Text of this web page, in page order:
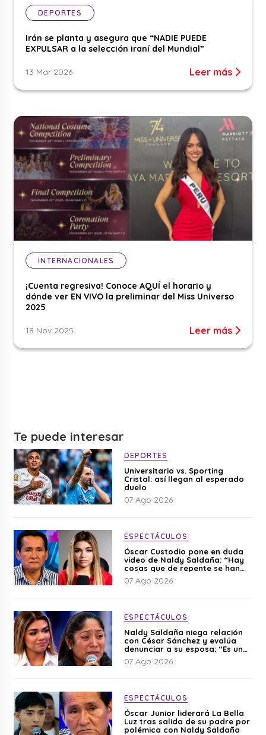
DEPORTES
Irán se planta y asegura que “NADIE PUEDE
EXPULSAR a la selección iraní del Mundial”
13 Mar 2026 Leer más
INTERNACIONALES
¡Cuenta regresiva! Conoce AQUÍ el horario y
dónde ver EN VIVO la preliminar del Miss Universo
2025
18 Nov 2025 Leer más
Te puede interesar
DEPORTES
Universitario vs. Sporting
Cristal: así llegan al esperado
duelo
07 Ago 2026
ESPECTÁCULOS
Óscar Custodio pone en duda
video de Naldy Saldaña: “Hay
cosas que de repente se han
editado”
07 Ago 2026
ESPECTÁCULOS
Naldy Saldaña niega relación
con César Sánchez y evalúa
denunciar a su esposa: “Es una
difamación”
07 Ago 2026
ESPECTÁCULOS
Óscar Junior liderará La Bella
Luz tras salida de su padre por
polémica con Naldy Saldaña